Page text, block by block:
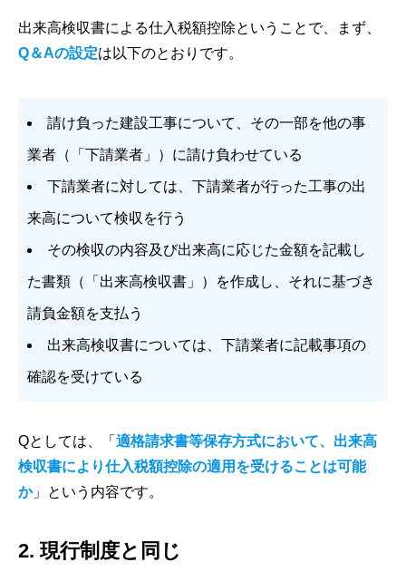
出来高検収書による仕入税額控除ということで、まず、
Q＆Aの設定は以下のとおりです。
請け負った建設工事について、その一部を他の事
業者（「下請業者」）に請け負わせている
下請業者に対しては、下請業者が行った工事の出
来高について検収を行う
その検収の内容及び出来高に応じた金額を記載し
た書類（「出来高検収書」）を作成し、それに基づき
請負金額を支払う
出来高検収書については、下請業者に記載事項の
確認を受けている
Qとしては、「 適格請求書等保存方式において、出来高
検収書により仕入税額控除の適用を受けることは可能
か」という内容です。
2. 現行制度と同じ